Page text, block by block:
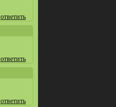
ответить
ответить
ответить